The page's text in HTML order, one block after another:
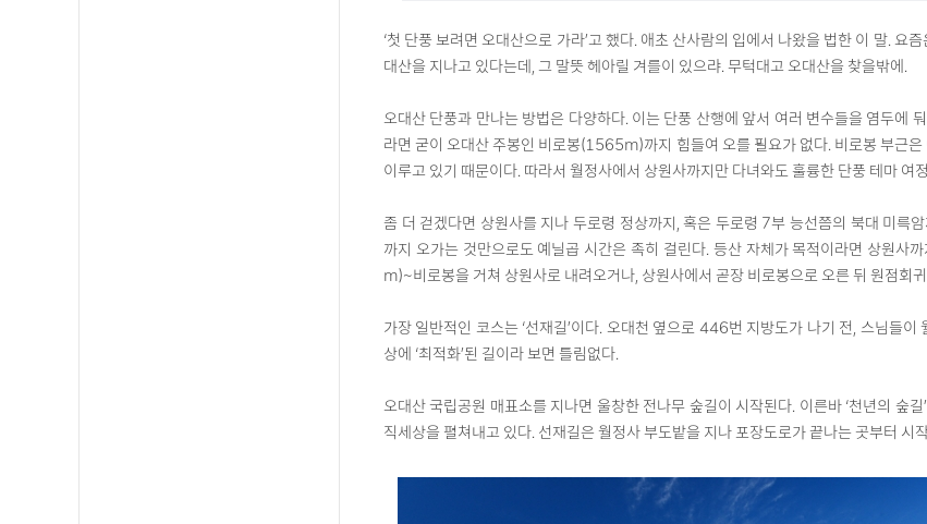
‘첫 단풍 보려면 오대산으로 가라’고 했다. 애초 산사람의 입에서 나왔을 법한 이 말.
대산을 지나고 있다는데, 그 말뜻 헤아릴 겨를이 있으랴. 무턱대고 오대산을 찾을밖에.
오대산 단풍과 만나는 방법은 다양하다. 이는 단풍 산행에 앞서 여러 변수들을 염두에
라면 굳이 오대산 주봉인 비로봉(1565m)까지 힘들여 오를 필요가 없다. 비로봉 부근
이루고 있기 때문이다. 따라서 월정사에서 상원사까지만 다녀와도 훌륭한 단풍 테마 여
좀 더 걷겠다면 상원사를 지나 두로령 정상까지, 혹은 두로령 7부 능선쯤의 북대 미륵
까지 오가는 것만으로도 예닐곱 시간은 족히 걸린다. 등산 자체가 목적이라면 상원
m)~비로봉을 거쳐 상원사로 내려오거나, 상원사에서 곧장 비로봉으로 오른 뒤 원점회
가장 일반적인 코스는 ‘선재길’이다. 오대천 옆으로 446번 지방도가 나기 전, 스님들
상에 ‘최적화’된 길이라 보면 틀림없다.
오대산 국립공원 매표소를 지나면 울창한 전나무 숲길이 시작된다. 이른바 ‘천년의
직세상을 펼쳐내고 있다. 선재길은 월정사 부도밭을 지나 포장도로가 끝나는 곳부터